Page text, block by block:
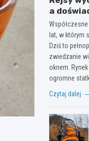
a
lat, w którym
Dziś to
zwiedzanie
oknem.
ogromne
Czytaj dalej